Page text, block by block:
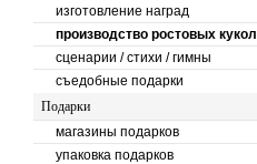
изготовление наград
производство ростовых кукол
сценарии / стихи / гимны
съедобные подарки
Подарки
магазины подарков
упаковка подарков